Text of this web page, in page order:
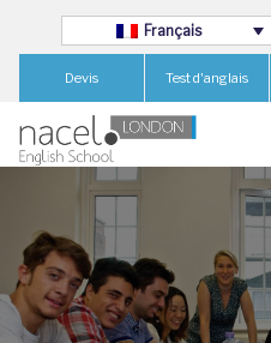
Français
Devis Test d'anglais